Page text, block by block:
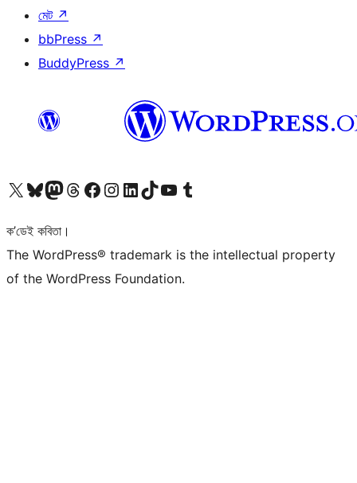
মেট ↗
bbPress ↗
BuddyPress ↗
আমাৰ X (আগৰ Twitter) একাউণ্টলৈ যাওকআমাৰ Bluesky একাউণ্টলৈ যাওকআমাৰ Mastodon একাউণ্টলৈ যাওকআমাৰ Threads একাউণ্টলৈ যাওকআমাৰ Facebook পৃষ্ঠালৈ যাওকআমাৰ Instagram একাউণ্টলৈ যাওকআমাৰ LinkedIn একাউণ্টলৈ যাওকআমাৰ TikTok একাউণ্টলৈ যাওকআমাৰ YouTube চেনেললৈ যাওকআমাৰ Tumblr একাউণ্টলৈ যাওক
ক’ডেই কবিতা।
The WordPress® trademark is the intellectual property
of the WordPress Foundation.